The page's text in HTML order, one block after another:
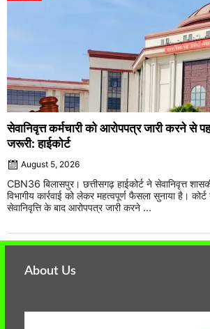
सेवानिवृत्त कर्मचारी को आरोपपत्र जारी करने से
जरूरी: हाईकोर्ट
August 5, 2026
CBN36 बिलासपुर। छत्तीसगढ़ हाईकोर्ट ने सेवानिवृत्त
विभागीय कार्रवाई को लेकर महत्वपूर्ण फैसला सुनाया है।
सेवानिवृत्ति के बाद आरोपपत्र जारी करने ...
About Us